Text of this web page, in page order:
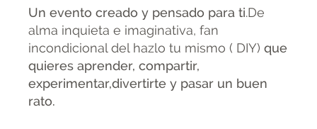
Un evento creado y pensado para ti.De
alma inquieta e imaginativa, fan
incondicional del hazlo tu mismo ( DIY) que
quieres aprender, compartir,
experimentar,divertirte y pasar un buen
rato.